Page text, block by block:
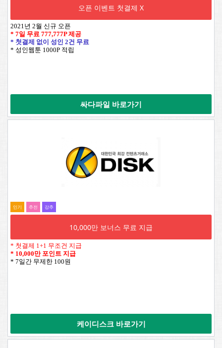
오픈 이벤트 첫결제 X
2021년 2월 신규 오픈
* 7일 무료 777,777P제공
* 첫결제 없이 성인 2건 무료
* 성인웹툰 1000P 적립
싸다파일 바로가기
인기 추전 강추
10,000만 보너스 무료 지급
* 첫결제 1+1 무조건 지급
* 10,000만 포인트 지급
* 7일간 무제한 100원
케이디스크 바로가기